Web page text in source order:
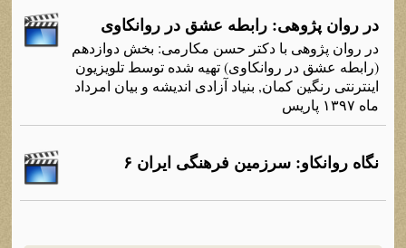
در روان پژوهی: رابطه عشق در روانکاوی
در روان پژوهی با دکتر حسن مکارمی: بخش دوازدهم
(رابطه عشق در روانکاوی) تهیه شده توسط تلویزیون
اینترنتی رنگین کمان, بنیاد آزادی اندیشه و بیان امرداد
ماه ۱۳۹۷ پاریس
نگاه روانکاو: سرزمین فرهنگی ایران ۶